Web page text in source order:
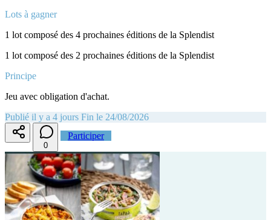
Lots à gagner
1 lot composé des 4 prochaines éditions de la Splendist
1 lot composé des 2 prochaines éditions de la Splendist
Principe
Jeu avec obligation d'achat.
Publié il y a 4 jours Fin le 24/08/2026
0
Participer